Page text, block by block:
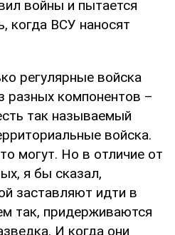
войны и пытается
когда ВСУ наносят
регулярные войска
разных компонентов –
так называемый
войска.
могут. Но в отличие от
я бы сказал,
заставляют идти в
так, придерживаются
И когда они